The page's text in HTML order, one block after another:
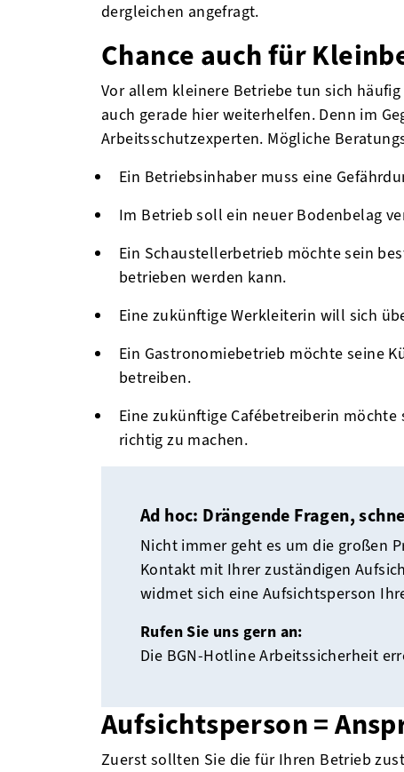
dergleichen angefragt.
Chance auch für
Vor allem kleinere Betriebe tun sich
auch gerade hier weiterhelfen. Denn im
Arbeitsschutzexperten. Mögliche
Ein Betriebsinhaber muss eine
Im Betrieb soll ein neuer Bodenbelag
Ein Schaustellerbetrieb möchte sein
betrieben werden kann.
Eine zukünftige Werkleiterin will sich
Ein Gastronomiebetrieb möchte seine
betreiben.
Eine zukünftige Cafébetreiberin
richtig zu machen.
Ad hoc: Drängende Fragen,
Nicht immer geht es um die großen
Kontakt mit Ihrer zuständigen
widmet sich eine Aufsichtsperson
Rufen Sie uns gern an:
Die BGN-Hotline Arbeitssicherheit
Aufsichtsperson =
Zuerst sollten Sie die für Ihren Betrieb